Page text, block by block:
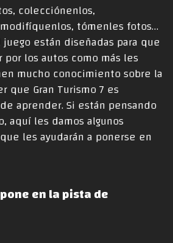
colecciónenlos,
tómenles fotos…
están diseñadas para que
los autos como más les
mucho conocimiento sobre la
que Gran Turismo 7 es
aprender. Si están pensando
aquí les damos algunos
les ayudarán a ponerse en
en la pista de